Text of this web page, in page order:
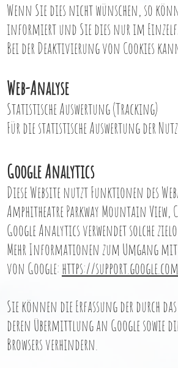
Wenn Sie dies nicht wünschen, so
informiert und Sie dies nur im
Bei der Deaktivierung von Cookies
Web-Analyse
Statistische Auswertung (Tracking)
Für die statistische Auswertung der
Google Analytics
Diese Website nutzt Funktionen des
Amphitheatre Parkway Mountain View,
Google Analytics verwendet solche
Mehr Informationen zum Umgang
von Google:https://
Sie können die Erfassung der durch
deren Übermittlung an Google sowie
Browsers verhindern.